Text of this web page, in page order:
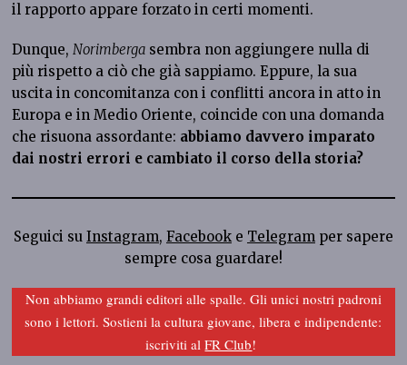
il rapporto appare forzato in certi momenti.
Dunque,Norimberga sembra non aggiungere nulla di
più rispetto a ciò che già sappiamo. Eppure, la sua
uscita in concomitanza con i conflitti ancora in atto in
Europa e in Medio Oriente, coincide con una domanda
che risuona assordante: abbiamo davvero imparato
dai nostri errori e cambiato il corso della storia?
Seguici su Instagram, Facebooke Telegramper sapere
sempre cosa guardare!
Non abbiamo grandi editori alle spalle. Gli unici nostri padroni
sono i lettori. Sostieni la cultura giovane, libera e indipendente:
iscriviti alFR Club!